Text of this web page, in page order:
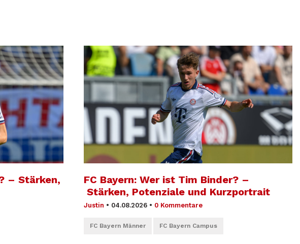
– Stärken,
FC Bayern: Wer ist Tim Binder? –
Stärken, Potenziale und Kurzportrait
Justin • 04.08.2026 • 0 Kommentare
FC Bayern Männer FC Bayern Campus